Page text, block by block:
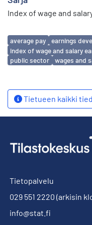
Index of wage and
Avainsanat
average pay earnings
index of wage and salary
public sector
wages and
Tietueen kaikki
Tietopalvelu
029 551 2220 (arkisin
info@stat.fi